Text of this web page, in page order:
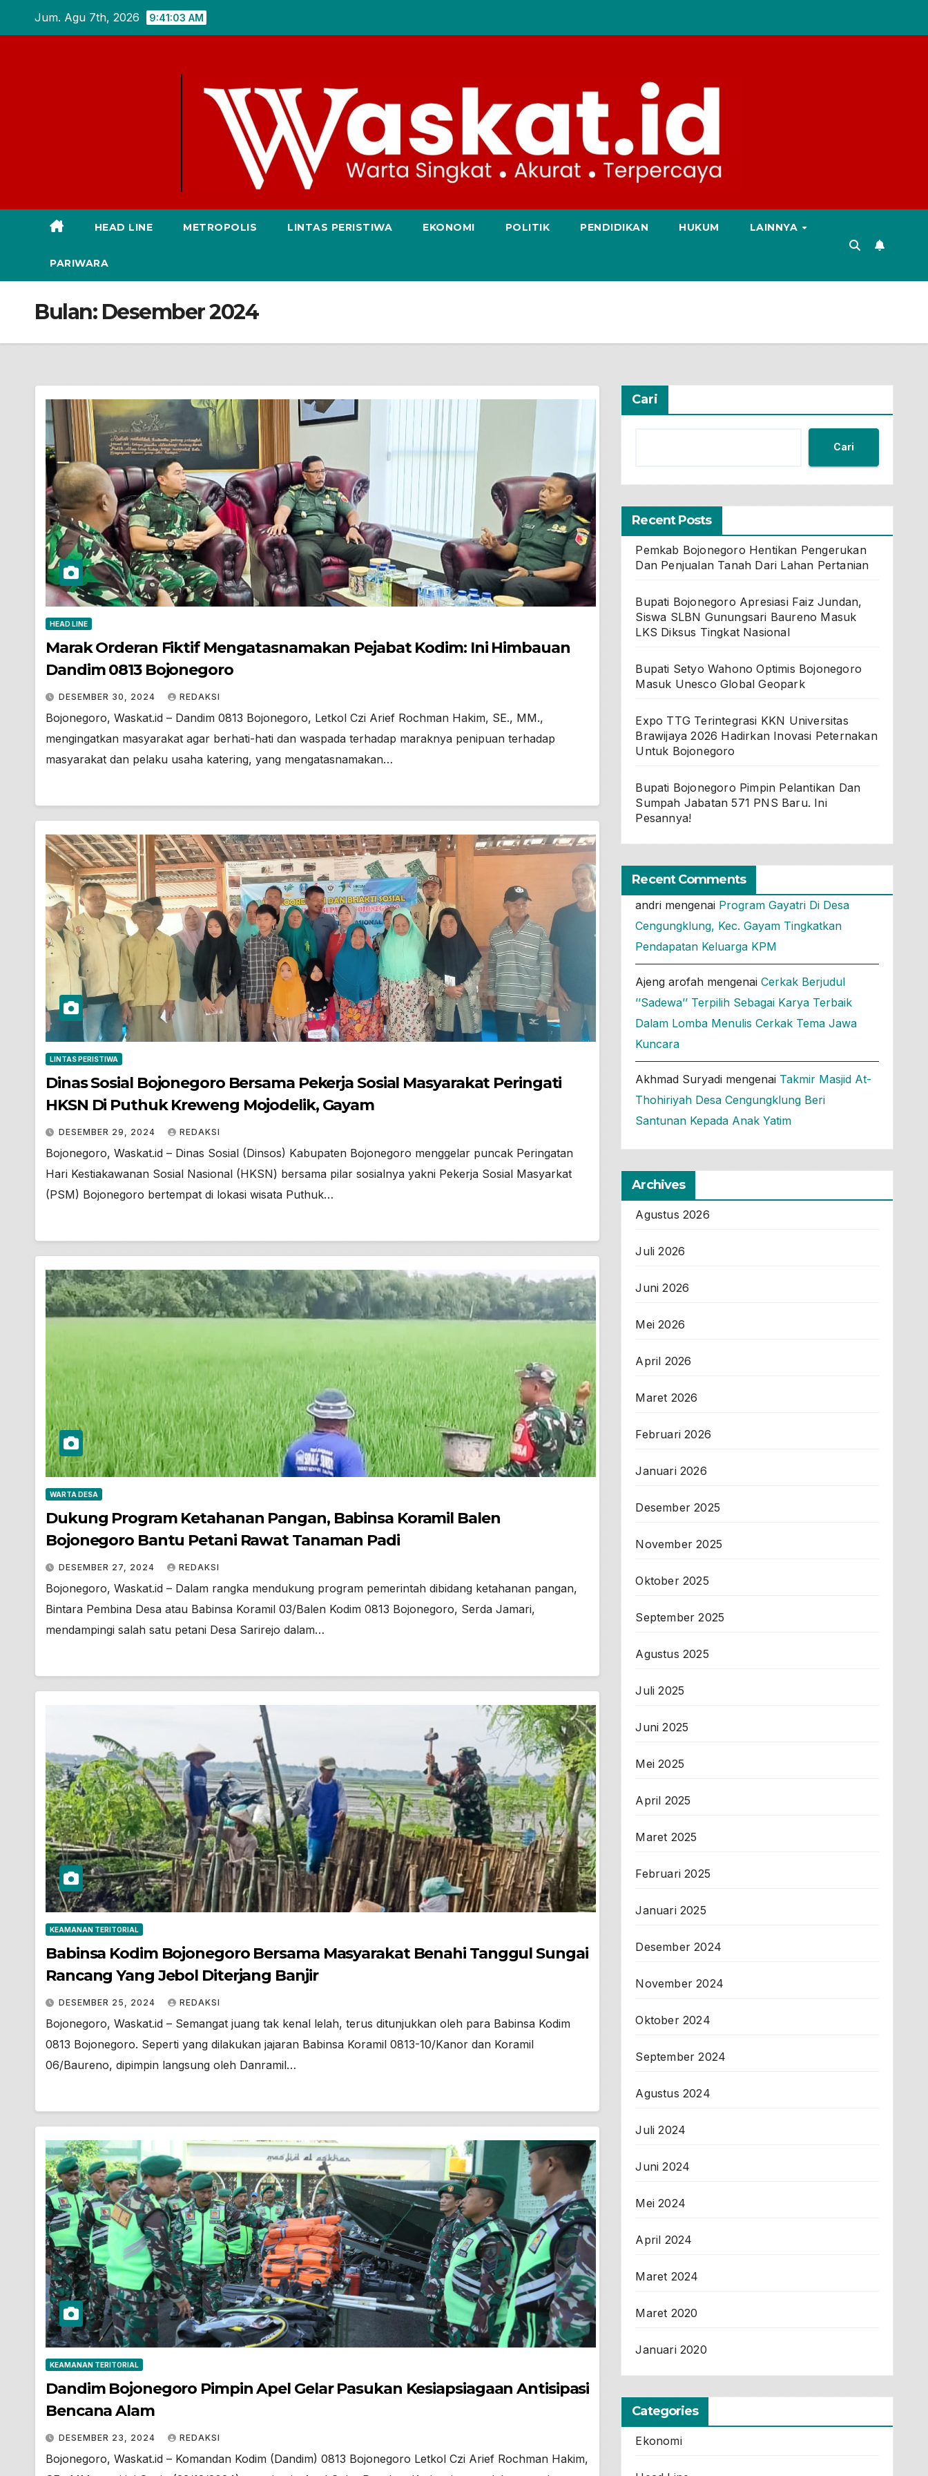
Jum. Agu 7th, 2026 9:41:05 AM
HEAD LINE METROPOLIS LINTAS PERISTIWA EKONOMI POLITIK PENDIDIKAN HUKUM LAINNYA
PARIWARA
Bulan: Desember 2024
HEAD LINE
Marak Orderan Fiktif Mengatasnamakan Pejabat Kodim: Ini Himbauan
Dandim 0813 Bojonegoro
DESEMBER 30, 2024 REDAKSI
Bojonegoro, Waskat.id – Dandim 0813 Bojonegoro, Letkol Czi Arief Rochman Hakim, SE., MM.,
mengingatkan masyarakat agar berhati-hati dan waspada terhadap maraknya penipuan terhadap
masyarakat dan pelaku usaha katering, yang mengatasnamakan…
LINTAS PERISTIWA
Dinas Sosial Bojonegoro Bersama Pekerja Sosial Masyarakat Peringati
HKSN Di Puthuk Kreweng Mojodelik, Gayam
DESEMBER 29, 2024 REDAKSI
Bojonegoro, Waskat.id – Dinas Sosial (Dinsos) Kabupaten Bojonegoro menggelar puncak Peringatan
Hari Kestiakawanan Sosial Nasional (HKSN) bersama pilar sosialnya yakni Pekerja Sosial Masyarkat
(PSM) Bojonegoro bertempat di lokasi wisata Puthuk…
WARTA DESA
Dukung Program Ketahanan Pangan, Babinsa Koramil Balen
Bojonegoro Bantu Petani Rawat Tanaman Padi
DESEMBER 27, 2024 REDAKSI
Bojonegoro, Waskat.id – Dalam rangka mendukung program pemerintah dibidang ketahanan pangan,
Bintara Pembina Desa atau Babinsa Koramil 03/Balen Kodim 0813 Bojonegoro, Serda Jamari,
mendampingi salah satu petani Desa Sarirejo dalam…
KEAMANAN TERITORIAL
Babinsa Kodim Bojonegoro Bersama Masyarakat Benahi Tanggul Sungai
Rancang Yang Jebol Diterjang Banjir
DESEMBER 25, 2024 REDAKSI
Bojonegoro, Waskat.id – Semangat juang tak kenal lelah, terus ditunjukkan oleh para Babinsa Kodim
0813 Bojonegoro. Seperti yang dilakukan jajaran Babinsa Koramil 0813-10/Kanor dan Koramil
06/Baureno, dipimpin langsung oleh Danramil…
KEAMANAN TERITORIAL
Dandim Bojonegoro Pimpin Apel Gelar Pasukan Kesiapsiagaan Antisipasi
Bencana Alam
DESEMBER 23, 2024 REDAKSI
Bojonegoro, Waskat.id – Komandan Kodim (Dandim) 0813 Bojonegoro Letkol Czi Arief Rochman Hakim,
Cari
Cari
Recent Posts
Pemkab Bojonegoro Hentikan Pengerukan
Dan Penjualan Tanah Dari Lahan Pertanian
Bupati Bojonegoro Apresiasi Faiz Jundan,
Siswa SLBN Gunungsari Baureno Masuk
LKS Diksus Tingkat Nasional
Bupati Setyo Wahono Optimis Bojonegoro
Masuk Unesco Global Geopark
Expo TTG Terintegrasi KKN Universitas
Brawijaya 2026 Hadirkan Inovasi Peternakan
Untuk Bojonegoro
Bupati Bojonegoro Pimpin Pelantikan Dan
Sumpah Jabatan 571 PNS Baru. Ini
Pesannya!
Recent Comments
andri mengenai Program Gayatri Di Desa
Cengungklung, Kec. Gayam Tingkatkan
Pendapatan Keluarga KPM
Ajeng arofah mengenaiCerkak Berjudul
’’Sadewa’’ Terpilih Sebagai Karya Terbaik
Dalam Lomba Menulis Cerkak Tema Jawa
Kuncara
Akhmad Suryadi mengenai Takmir Masjid At-
Thohiriyah Desa Cengungklung Beri
Santunan Kepada Anak Yatim
Archives
Agustus 2026
Juli 2026
Juni 2026
Mei 2026
April 2026
Maret 2026
Februari 2026
Januari 2026
Desember 2025
November 2025
Oktober 2025
September 2025
Agustus 2025
Juli 2025
Juni 2025
Mei 2025
April 2025
Maret 2025
Februari 2025
Januari 2025
Desember 2024
November 2024
Oktober 2024
September 2024
Agustus 2024
Juli 2024
Juni 2024
Mei 2024
April 2024
Maret 2024
Maret 2020
Januari 2020
Categories
Ekonomi